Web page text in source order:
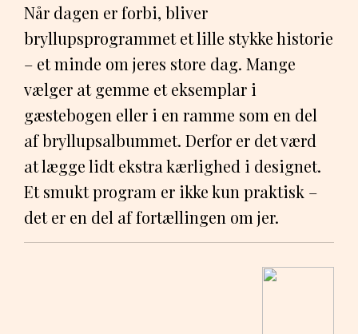
Når dagen er forbi, bliver
bryllupsprogrammet et lille stykke historie
– et minde om jeres store dag. Mange
vælger at gemme et eksemplar i
gæstebogen eller i en ramme som en del
af bryllupsalbummet. Derfor er det værd
at lægge lidt ekstra kærlighed i designet.
Et smukt program er ikke kun praktisk –
det er en del af fortællingen om jer.